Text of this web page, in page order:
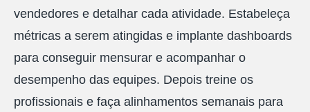
vendedores e detalhar cada atividade. Estabeleça
métricas a serem atingidas e implante dashboards
para conseguir mensurar e acompanhar o
desempenho das equipes. Depois treine os
profissionais e faça alinhamentos semanais para